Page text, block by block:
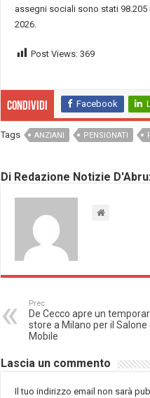
assegni sociali sono stati 98.205
2026.
Post Views: 369
Condividi Facebook
Tags ANZIANI PENSIONATI
Di Redazione Notizie
Prec.
De Cecco apre un
store a Milano per il Salone
Mobile
Lascia un commento
Il tuo indirizzo email non sarà